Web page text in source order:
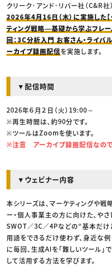
プロフェッショナル
クリーク･アンド･リバー社（C&R社
2026年4月16日（木）に実施した
ティング戦略―基礎から学ぶフレ
回：3C分析入門 お客さん・ライバ
ーカイブ録画配信を実施します。
▼配信時間
2026年６月２日（火）19:00～
※再生時間は、約90分です。
※ツールはZoomを使います。
※注意 アーカイブ録画配信なので
▼ウェビナー内容
本シリーズは、マーケティングや
ー・個人事業主の方に向けた、や
SWOT／3C／4Pなどの“基本だけ
用語をできるだけ使わず、身近な
に毎回、生成AIを「難しいツール
して活用する方法を学びます。